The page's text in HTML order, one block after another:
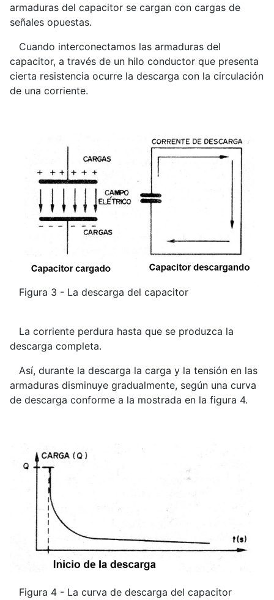
armaduras del capacitor se cargan con cargas de
señales opuestas.
Cuando interconectamos las armaduras del
capacitor, a través de un hilo conductor que presenta
cierta resistencia ocurre la descarga con la circulación
de una corriente.
Figura 3 - La descarga del capacitor
La corriente perdura hasta que se produzca la
descarga completa.
Así, durante la descarga la carga y la tensión en las
armaduras disminuye gradualmente, según una curva
de descarga conforme a la mostrada en la figura 4.
Figura 4 - La curva de descarga del capacitor